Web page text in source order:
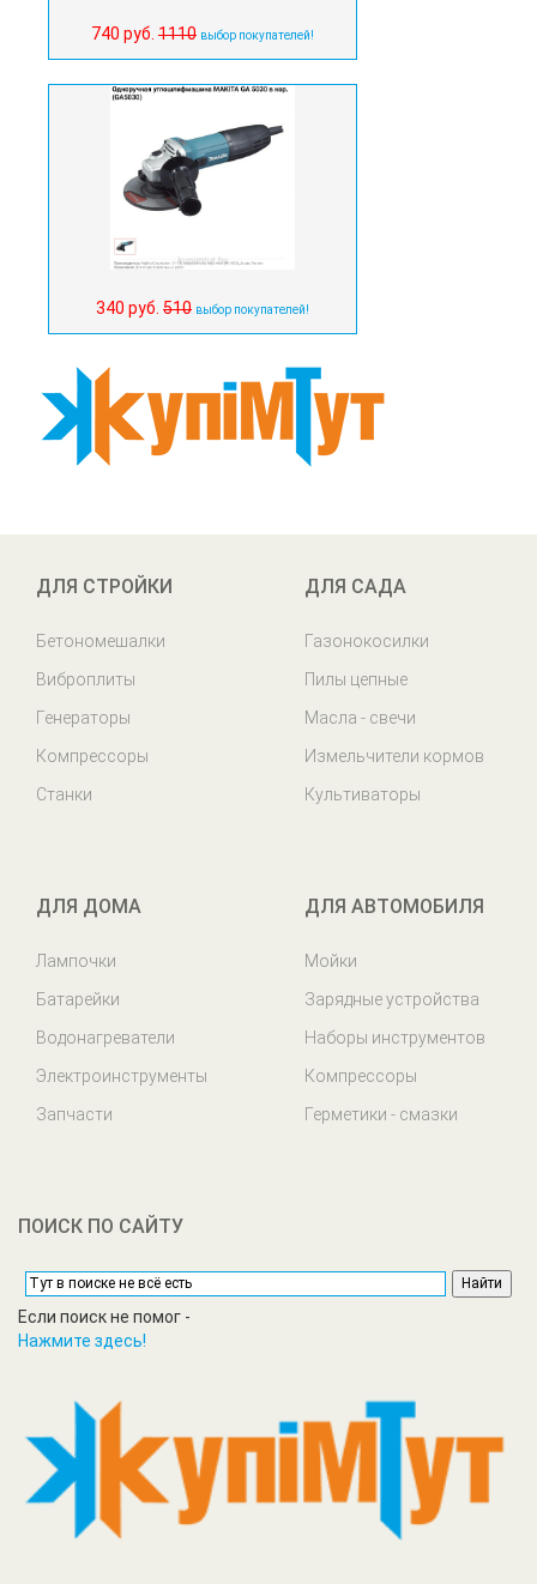
740 руб. 1110 выбор покупателей!
340 руб. 510 выбор покупателей!
ДЛЯ СТРОЙКИ
Бетономешалки
Виброплиты
Генераторы
Компрессоры
Станки
ДЛЯ САДА
Газонокосилки
Пилы цепные
Масла - свечи
Измельчители кормов
Культиваторы
ДЛЯ ДОМА
Лампочки
Батарейки
Водонагреватели
Электроинструменты
Запчасти
ДЛЯ АВТОМОБИЛЯ
Мойки
Зарядные устройства
Наборы инструментов
Компрессоры
Герметики - смазки
ПОИСК ПО САЙТУ
Если поиск не помог -
Нажмите здесь!